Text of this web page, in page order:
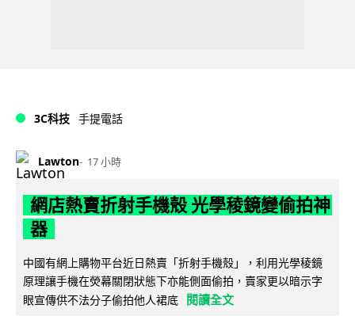
3C科技 手提電話
Lawton 17 小時
網店熱賣折射手機殼 光學稜鏡變偷拍神
器
中國有網上購物平台近日熱賣「折射手機殼」，利用光學稜鏡
原理讓手機在熒幕關閉狀態下亦能側面偷拍，賣家更以暗示字
眼宣傳供不法分子偷拍他人裙底 閱讀全文